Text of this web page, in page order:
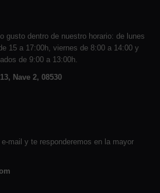
gusto dentro de nuestro horario: de lunes
15 a 17:00h, viernes de 8:00 a 14:00 y
de 9:00 a 13:00h.
Nave 2, 08530
mail y te responderemos en la mayor